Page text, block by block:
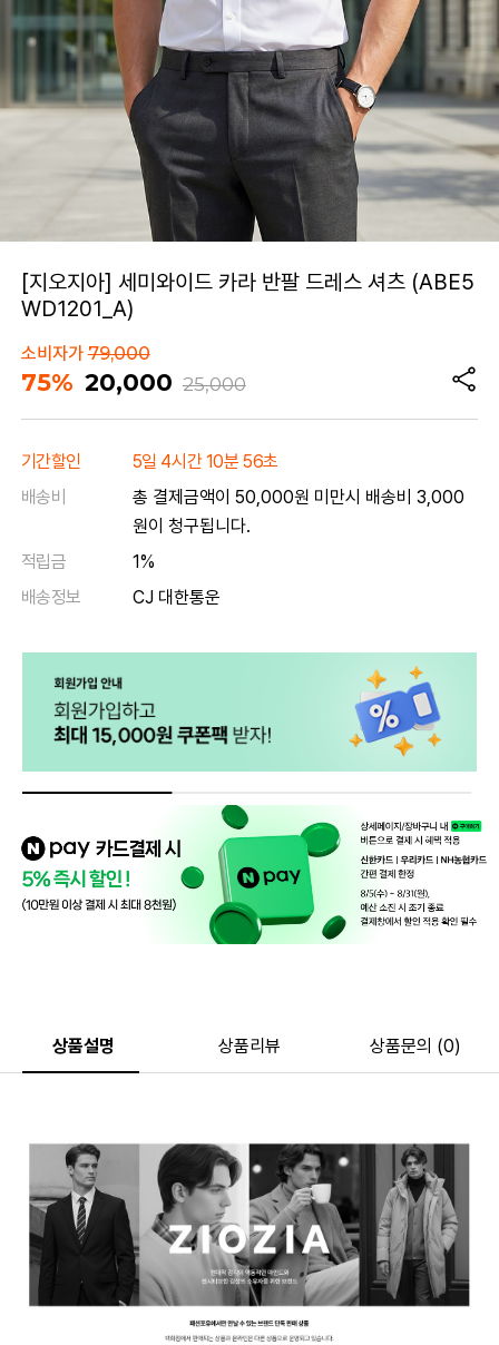
[지오지아] 세미와이드 카라 반팔 드레스 셔츠 (ABE5
WD1201_A)
소비자가79,000
75% 20,000 25,000
기간할인
5일 4시간 10분 56초
배송비
총 결제금액이 50,000원 미만시 배송비 3,000
원이 청구됩니다.
적립금
1%
배송정보
CJ 대한통운
상품설명 상품리뷰 상품문의 (0)